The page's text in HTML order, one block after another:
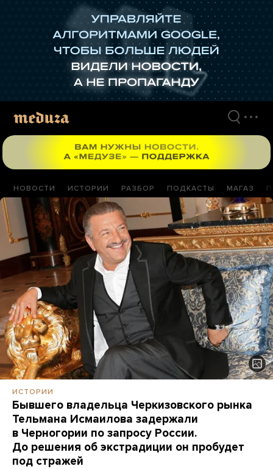
НОВОСТИ ИСТОРИИ РАЗБОР ПОДКАСТЫ МАГАЗ
ИСТОРИИ
Бывшего владельца Черкизовского рынка
Тельмана Исмаилова задержали
в Черногории по запросу России.
До решения об экстрадиции он пробудет
под стражей